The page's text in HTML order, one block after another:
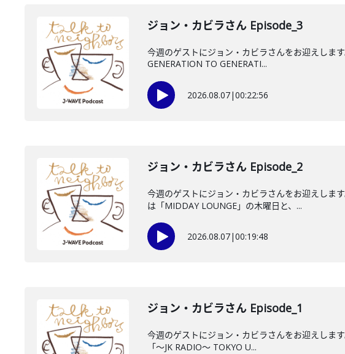
ジョン・カビラさん Episode_3
今週のゲストにジョン・カビラさんをお迎えしま
GENERATION TO GENERATI...
2026.08.07|00:22:56
ジョン・カビラさん Episode_2
今週のゲストにジョン・カビラさんをお迎えしま
は「MIDDAY LOUNGE」の木曜日と、...
2026.08.07|00:19:48
ジョン・カビラさん Episode_1
今週のゲストにジョン・カビラさんをお迎えしま
「〜JK RADIO〜 TOKYO U...